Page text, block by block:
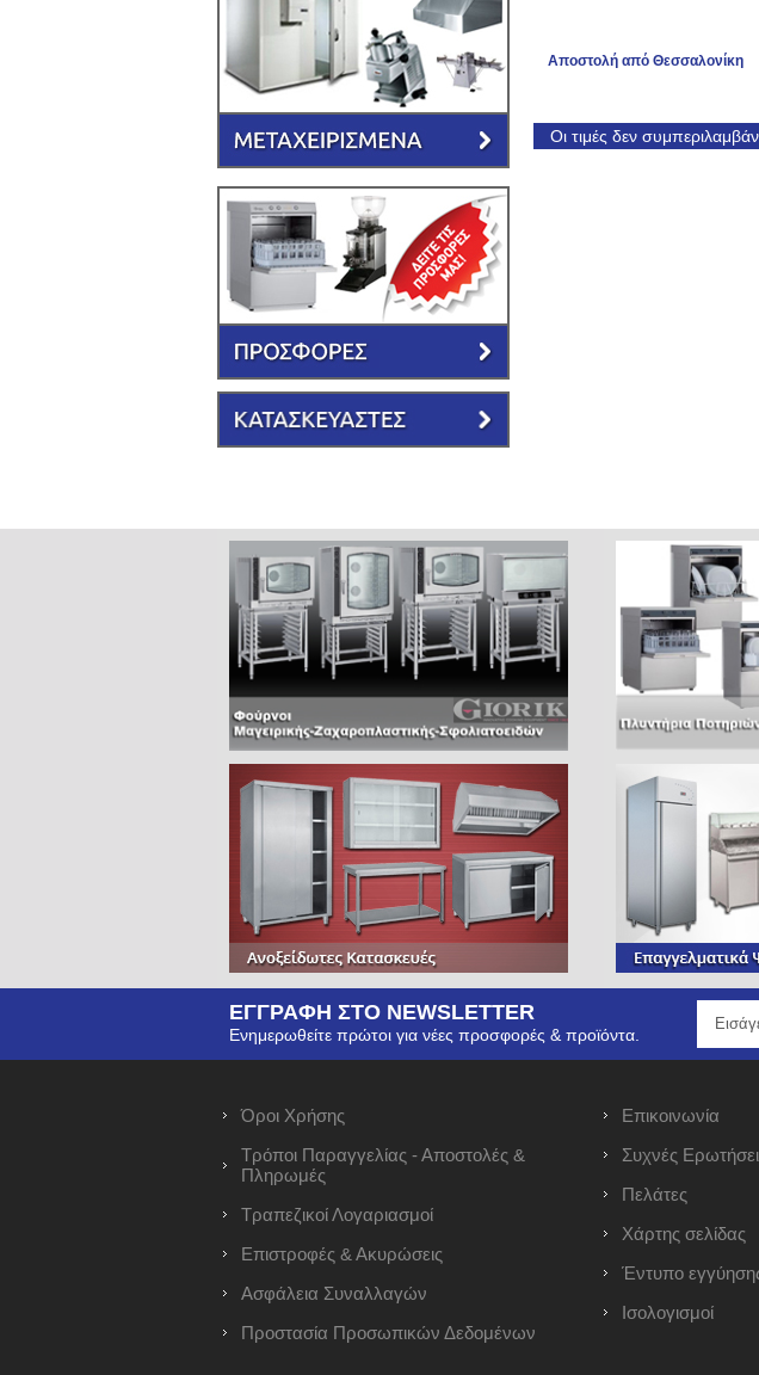
Αποστολή από Θεσσαλονίκη
Οι τιμές δεν
ΕΓΓΡΑΦΗ ΣΤΟ NEWSLETTER
Ενημερωθείτε πρώτοι για νέες προσφορές & προϊόντα.
Όροι Χρήσης
Τρόποι Παραγγελίας - Αποστολές &
Πληρωμές
Τραπεζικοί Λογαριασμοί
Επιστροφές & Ακυρώσεις
Ασφάλεια Συναλλαγών
Προστασία Προσωπικών Δεδομένων
Επικοινωνία
Συχνές
Πελάτες
Χάρτης σελίδας
Έντυπο
Ισολογισμοί